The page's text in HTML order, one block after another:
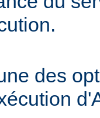
des